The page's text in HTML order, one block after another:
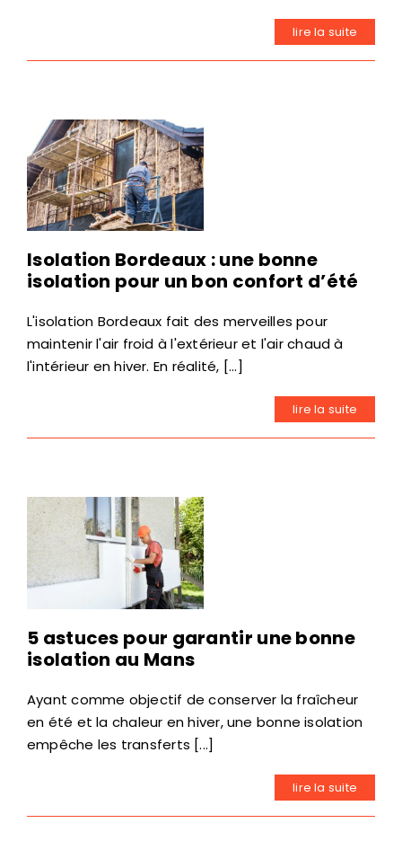
lire la suite
Isolation Bordeaux : une bonne
isolation pour un bon confort d’été
L'isolation Bordeaux fait des merveilles pour
maintenir l'air froid à l'extérieur et l'air chaud à
l'intérieur en hiver. En réalité, [...]
lire la suite
5 astuces pour garantir une bonne
isolation au Mans
Ayant comme objectif de conserver la fraîcheur
en été et la chaleur en hiver, une bonne isolation
empêche les transferts [...]
lire la suite